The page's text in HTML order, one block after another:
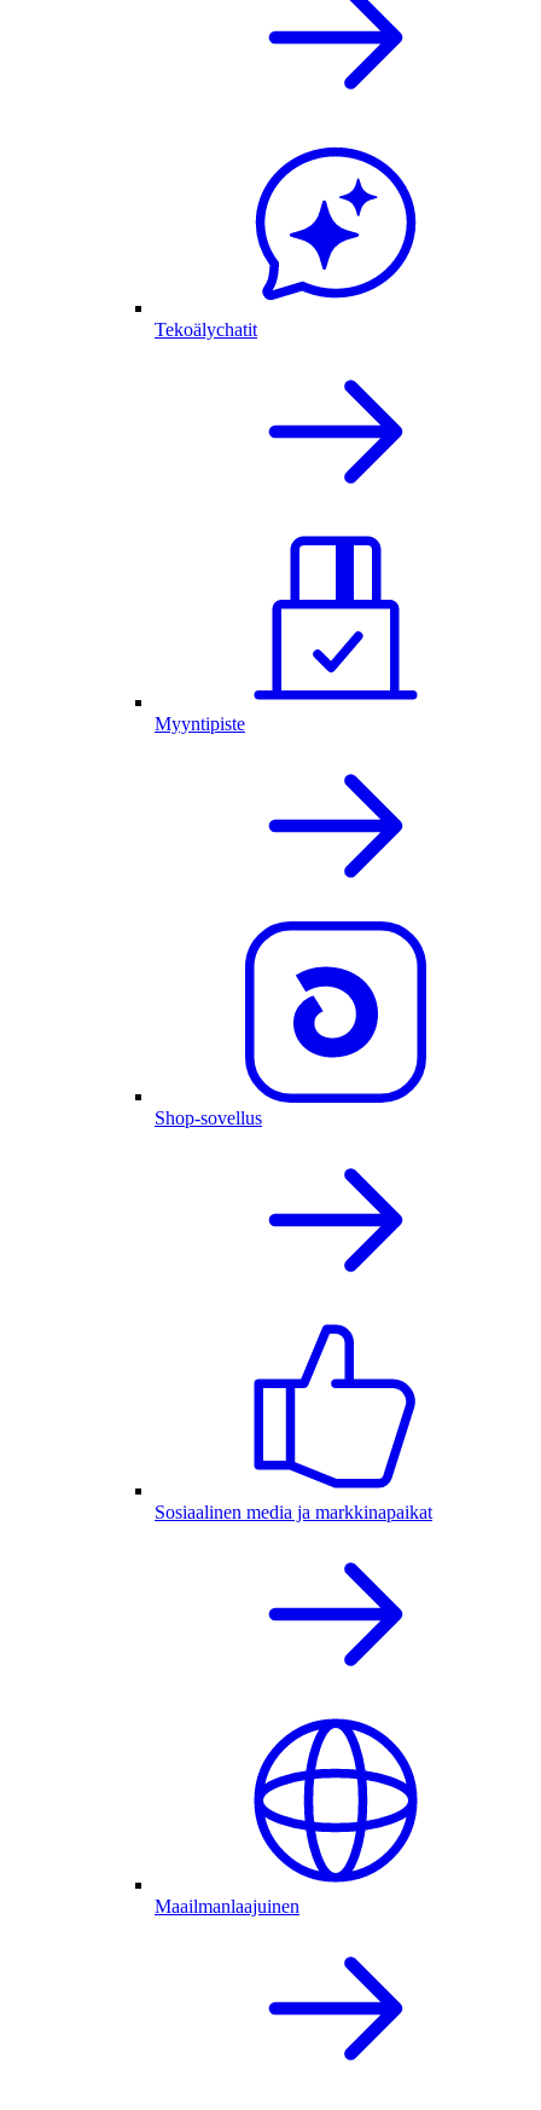
Tekoälychatit
Myyntipiste
Shop-sovellus
Sosiaalinen media ja markkinapaikat
Maailmanlaajuinen